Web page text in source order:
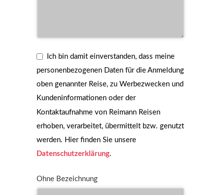
Ich bin damit einverstanden, dass meine
personenbezogenen Daten für die Anmeldung
oben genannter Reise, zu Werbezwecken und
Kundeninformationen oder der
Kontaktaufnahme von Reimann Reisen
erhoben, verarbeitet, übermittelt bzw. genutzt
werden. Hier finden Sie unsere
Datenschutzerklärung.
Ohne Bezeichnung